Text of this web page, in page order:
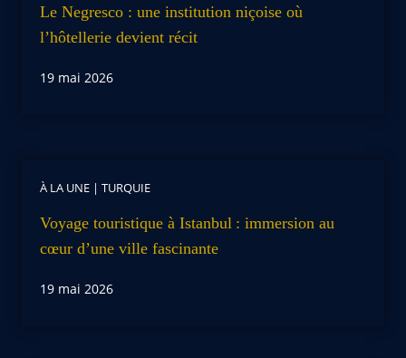
Le Negresco : une institution niçoise où
l’hôtellerie devient récit
19 mai 2026
À LA UNE | TURQUIE
Voyage touristique à Istanbul : immersion au
cœur d’une ville fascinante
19 mai 2026